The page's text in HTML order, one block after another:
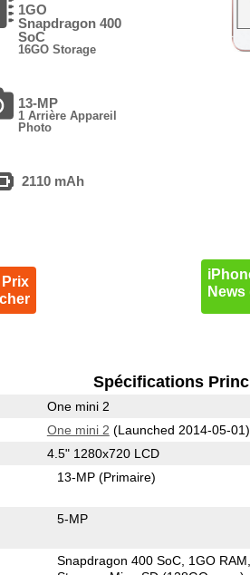
1GO
Snapdragon 400
SoC
16GO Storage
13-MP
1 Arrière Appareil
Photo
2110 mAh
Prix
News
Spécifications
One mini 2
One mini 2 (Launched 2014-05-01)
4.5" 1280x720 LCD
13-MP(Primaire)
5-MP
Snapdragon 400 SoC 1GO RAM